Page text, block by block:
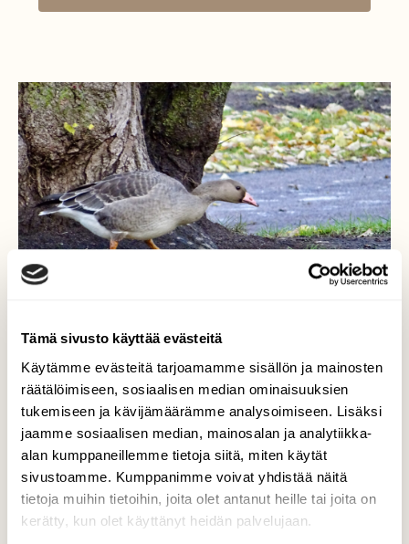
Tämä sivusto käyttää evästeitä
Käytämme evästeitä tarjoamamme sisällön ja mainosten
räätälöimiseen, sosiaalisen median ominaisuuksien
tukemiseen ja kävijämäärämme analysoimiseen. Lisäksi
jaamme sosiaalisen median, mainosalan ja analytiikka-
alan kumppaneillemme tietoja siitä, miten käytät
sivustoamme. Kumppanimme voivat yhdistää näitä
tietoja muihin tietoihin, joita olet antanut heille tai joita on
kerätty, kun olet käyttänyt heidän palvelujaan.
Metsähanhi
Yksinäinen metsähanhi tepasteli
Lappeenrannan Rantapuistossa välillä
ruohoa maistellen.
Valokuvaaja: Liisa Niiva-Korpela, Lappeenranta